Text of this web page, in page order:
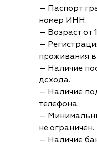
— Паспорт
номер ИНН.
— Возраст от
—
проживания
— Наличие
дохода.
— Наличие
телефона.
—
не ограничен.
— Наличие